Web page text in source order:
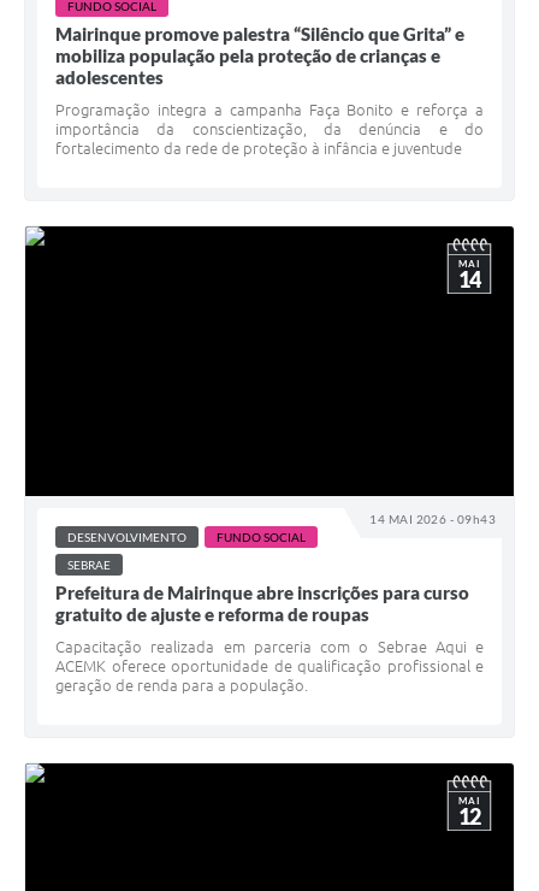
FUNDO SOCIAL
Mairinque promove palestra “Silêncio que Grita” e
mobiliza população pela proteção de crianças e
adolescentes
Programação integra a campanha Faça Bonito e reforça a
importância da conscientização, da denúncia e do
fortalecimento da rede de proteção à infância e juventude
14 MAI 2026 - 09h43
MAI
14
DESENVOLVIMENTO
FUNDO SOCIAL
SEBRAE
Prefeitura de Mairinque abre inscrições para curso
gratuito de ajuste e reforma de roupas
Capacitação realizada em parceria com o Sebrae Aqui e
ACEMK oferece oportunidade de qualificação profissional e
geração de renda para a população.
MAI
12